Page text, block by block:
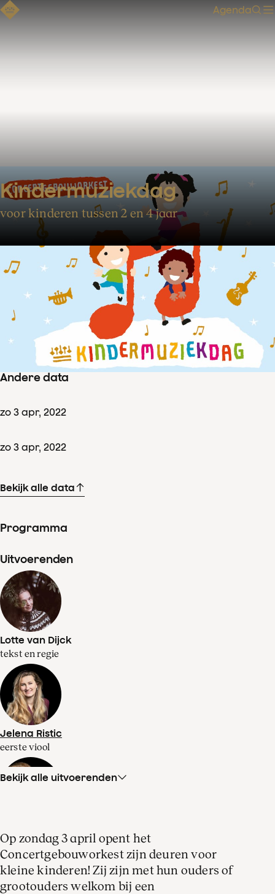
Agenda
Kindermuziekdag
voor kinderen tussen 2 en 4 jaar
Concertdetails
3
2022
Aanvang 11:30
einde ± 12:00
Amsterdamzaal, Amsterdam
Andere data
zo 3 apr, 2022
zo 3 apr, 2022
Bekijk alle data
Programma
Uitvoerenden
Lotte van Dijck
tekst en regie
Jelena Ristic
eerste viool
tweede viool
Bekijk alle uitvoerenden
Op zondag 3 april opent het
Concertgebouworkest zijn deuren voor
kleine kinderen! Zij zijn met hun ouders of
grootouders welkom bij een